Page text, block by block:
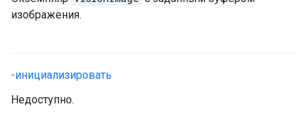
изображения.
-инициализировать
Недоступно.